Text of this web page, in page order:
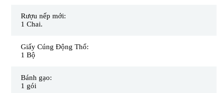
Rượu nếp mới:
1 Chai.
Giấy Cúng Động Thổ:
1 Bộ
Bánh gạo:
1 gói